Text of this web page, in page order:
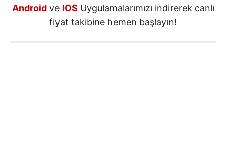
Androidve IOS Uygulamalarımızı indirerek canlı
fiyat takibine hemen başlayın!